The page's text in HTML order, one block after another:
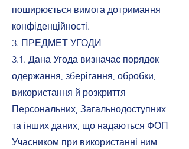
поширюється вимога дотримання
конфіденційності.
3. ПРЕДМЕТ УГОДИ
3.1. Дана Угода визначає порядок
одержання, зберігання, обробки,
використання й розкриття
Персональних, Загальнодоступних
та інших даних, що надаються ФОП
Учасником при використанні ним